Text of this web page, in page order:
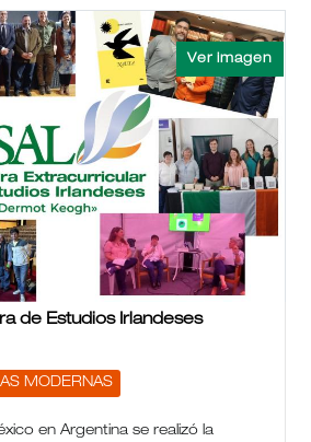
de Estudios Irlandeses
MODERNAS
en Argentina se realizó la